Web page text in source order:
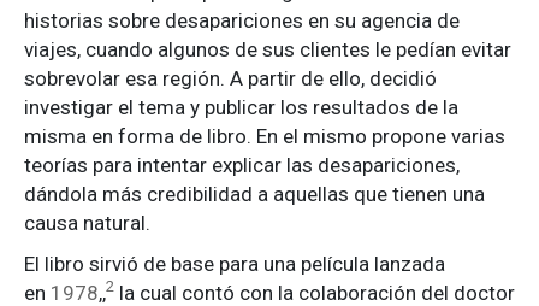
historias sobre desapariciones en su agencia de
viajes, cuando algunos de sus clientes le pedían evitar
sobrevolar esa región. A partir de ello, decidió
investigar el tema y publicar los resultados de la
misma en forma de libro. En el mismo propone varias
teorías para intentar explicar las desapariciones,
dándola más credibilidad a aquellas que tienen una
causa natural.
El libro sirvió de base para una película lanzada
en 1978,,2 ​ la cual contó con la colaboración del doctor